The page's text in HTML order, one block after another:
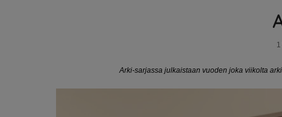
Arki-sarjassa julkaistaan vuoden joka viikolta